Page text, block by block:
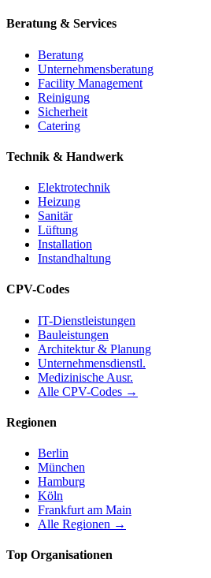
Beratung & Services
Beratung
Unternehmensberatung
Facility Management
Reinigung
Sicherheit
Catering
Technik & Handwerk
Elektrotechnik
Heizung
Sanitär
Lüftung
Installation
Instandhaltung
CPV-Codes
IT-Dienstleistungen
Bauleistungen
Architektur & Planung
Unternehmensdienstl.
Medizinische Ausr.
Alle CPV-Codes →
Regionen
Berlin
München
Hamburg
Köln
Frankfurt am Main
Alle Regionen →
Top Organisationen